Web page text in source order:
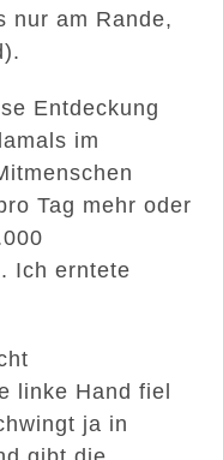
nur am Rande,
Entdeckung
im
Tag mehr oder
Ich erntete
linke Hand fiel
ja in